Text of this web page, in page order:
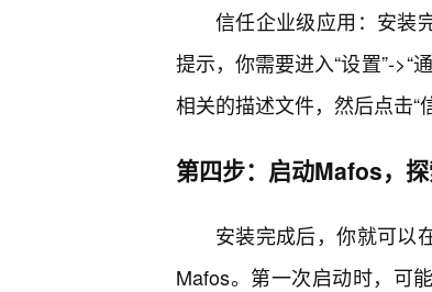
信任企业级应用：安装
提示，你需要进入“设置”->“
相关的描述文件，然后点击“
第四步：启动Mafos，探
安装完成后，你就可以
Mafos。第一次启动时，可